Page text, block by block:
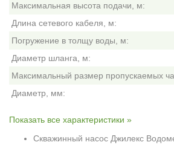
Максимальная высота подачи, м:
Длина сетевого кабеля, м:
Погружение в толщу воды, м:
Диаметр шланга, м:
Максимальный размер пропускаемых
Диаметр, мм:
Показать все характеристики »
Скважинный насос Джилекс